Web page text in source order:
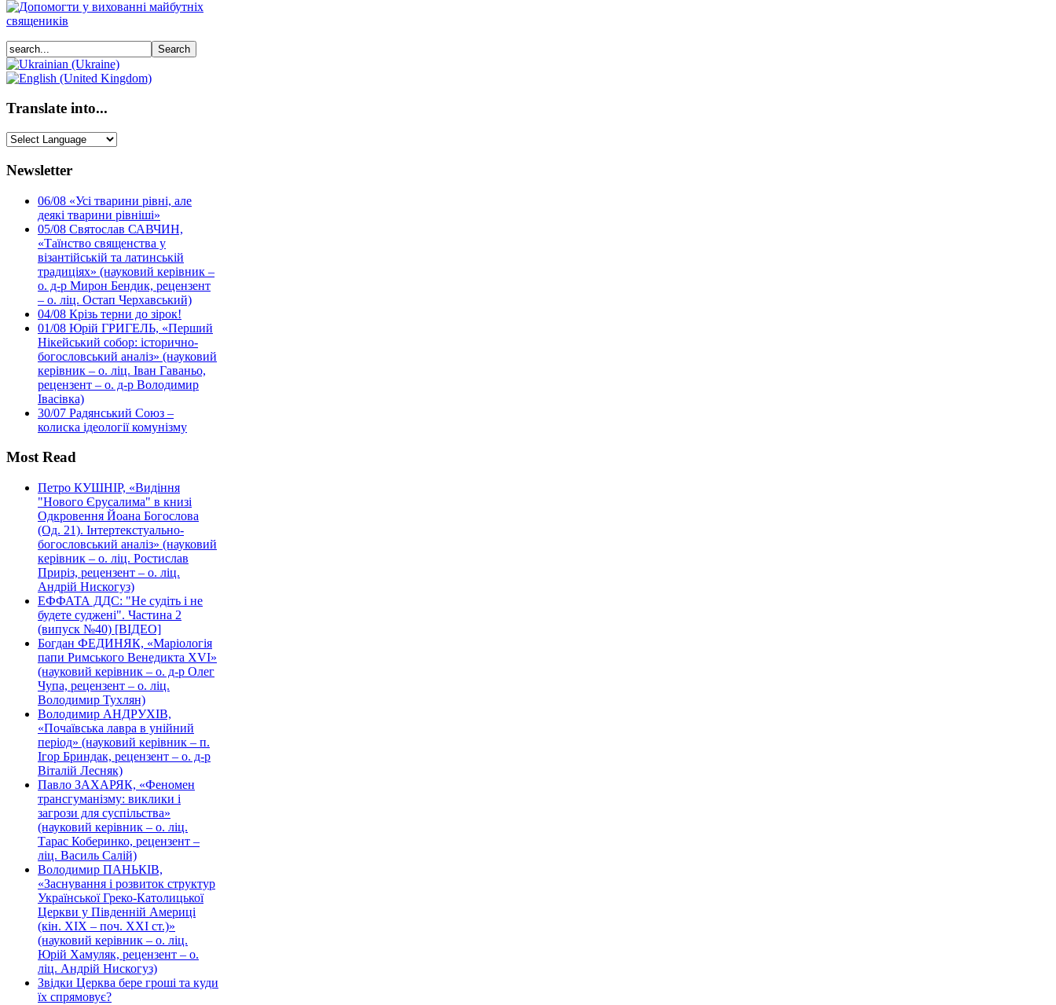
Translate into...
Newsletter
06/08 «Усі тварини рівні, але
деякі тварини рівніші»
05/08 Святослав САВЧИН,
«Таїнство священства у
візантійській та латинській
традиціях» (науковий керівник –
о. д-р Мирон Бендик, рецензент
– о. ліц. Остап Черхавський)
04/08 Крізь терни до зірок!
01/08 Юрій ГРИГЕЛЬ, «Перший
Нікейський собор: історично-
богословський аналіз» (науковий
керівник – о. ліц. Іван Гаваньо,
рецензент – о. д-р Володимир
Івасівка)
30/07 Радянський Союз –
колиска ідеології комунізму
Most Read
Петро КУШНІР, «Видіння
"Нового Єрусалима" в книзі
Одкровення Йоана Богослова
(Од. 21). Інтертекстуально-
богословський аналіз» (науковий
керівник – о. ліц. Ростислав
Приріз, рецензент – о. ліц.
Андрій Нискогуз)
ЕФФАТА ДДС: "Не судіть і не
будете суджені". Частина 2
(випуск №40) [ВІДЕО]
Богдан ФЕДИНЯК, «Маріологія
папи Римського Венедикта XVI»
(науковий керівник – о. д-р Олег
Чупа, рецензент – о. ліц.
Володимир Тухлян)
Володимир АНДРУХІВ,
«Почаївська лавра в унійний
період» (науковий керівник – п.
Ігор Бриндак, рецензент – о. д-р
Віталій Лесняк)
Павло ЗАХАРЯК, «Феномен
трансгуманізму: виклики і
загрози для суспільства»
(науковий керівник – о. ліц.
Тарас Коберинко, рецензент –
ліц. Василь Салій)
Володимир ПАНЬКІВ,
«Заснування і розвиток структур
Української Греко-Католицької
Церкви у Південній Америці
(кін. ХІХ – поч. ХХІ ст.)»
(науковий керівник – о. ліц.
Юрій Хамуляк, рецензент – о.
ліц. Андрій Нискогуз)
Звідки Церква бере гроші та куди
їх спрямовує?